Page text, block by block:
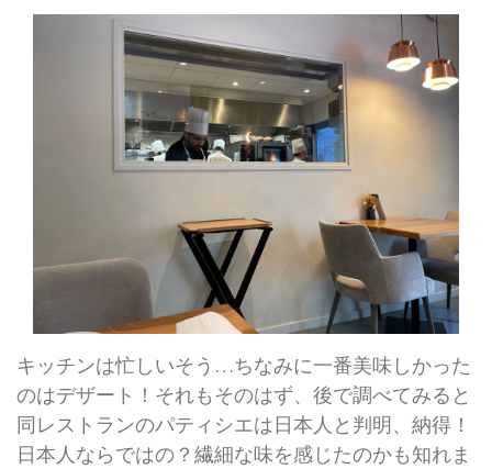
キッチンは忙しいそう…ちなみに一番美味しかった
のはデザート！それもそのはず、後で調べてみると
同レストランのパティシエは日本人と判明、納得！
日本人ならではの？繊細な味を感じたのかも知れま